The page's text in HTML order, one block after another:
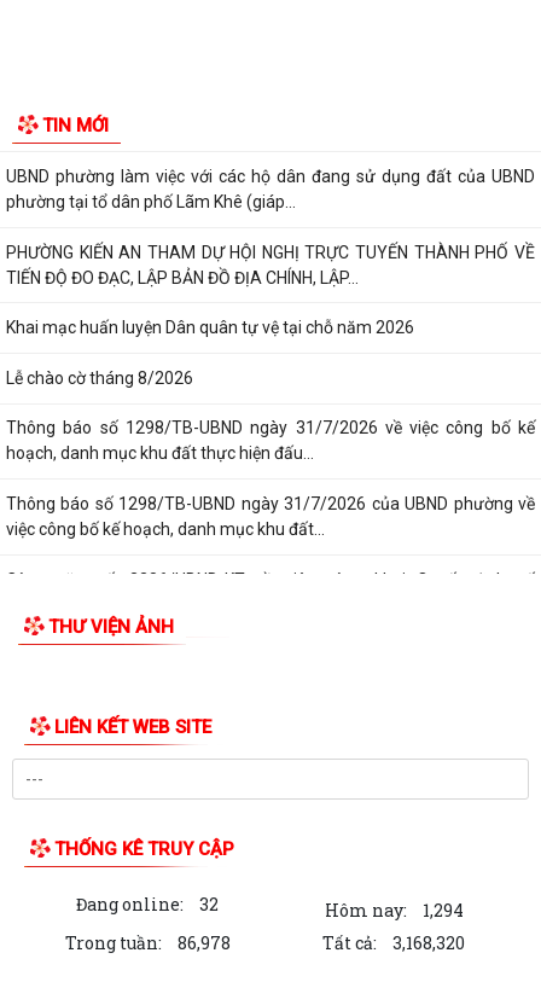
TIN MỚI
khai thực hiện Kế hoạch số...
UBND phường làm việc với các hộ dân đang sử dụng đất của UBND
phường tại tổ dân phố Lãm Khê (giáp...
PHƯỜNG KIẾN AN THAM DỰ HỘI NGHỊ TRỰC TUYẾN THÀNH PHỐ VỀ
TIẾN ĐỘ ĐO ĐẠC, LẬP BẢN ĐỒ ĐỊA CHÍNH, LẬP...
Khai mạc huấn luyện Dân quân tự vệ tại chỗ năm 2026
Lễ chào cờ tháng 8/2026
Thông báo số 1298/TB-UBND ngày 31/7/2026 về việc công bố kế
hoạch, danh mục khu đất thực hiện đấu...
Thông báo số 1298/TB-UBND ngày 31/7/2026 của UBND phường về
việc công bố kế hoạch, danh mục khu đất...
Công văn số: 3386/UBND-KT về viêc công khai Quyết định số
Công văn số 3385/UBND-KT ngày 29/7/2026 của UBND phường v/v
công khai Quyết định của Chủ tịch Ủy...
Công văn số:3384/UBND-KT ngày 29/7/2026 của UBND phường v/v
dân thành phố Hải Phòng Quy định mức...
Kế hoạch số 274/KH-UBND ngày 30/7/2026 của UBND phường về thực
THƯ VIỆN ẢNH
LIÊN KẾT WEB SITE
THỐNG KÊ TRUY CẬP
Đang online: 32 Hôm nay:
1,294
Trong tuần:
86,978 Tất cả: 3,168,320